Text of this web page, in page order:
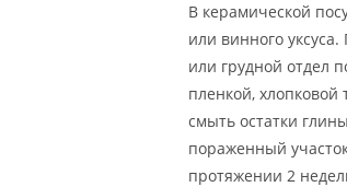
В керамической
или винного
или грудной отдел
пленкой,
смыть остатки
пораженный
протяжении 2